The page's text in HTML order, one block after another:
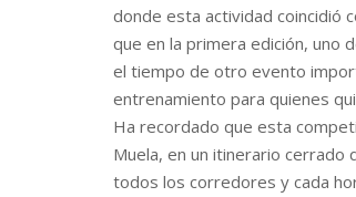
donde esta actividad coincidió
que en la primera edición, uno
el tiempo de otro evento
entrenamiento para quienes
Ha recordado que esta
Muela, en un itinerario cerrado
todos los corredores y cada